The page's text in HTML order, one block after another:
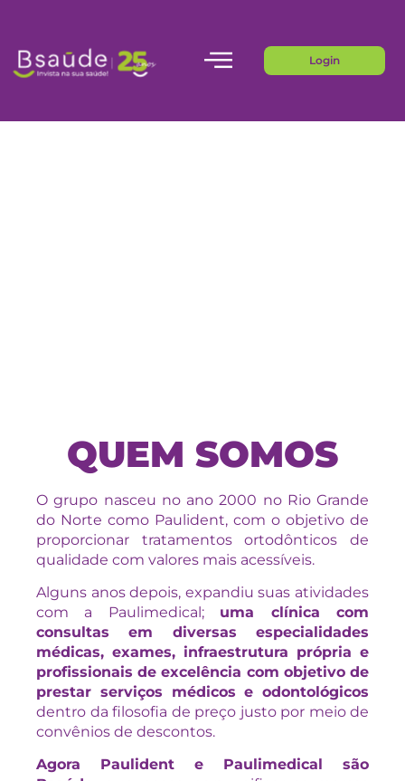
Login
QUEM SOMOS
O grupo nasceu no ano 2000 no Rio Grande
do Norte como Paulident, com o objetivo de
proporcionar tratamentos ortodônticos de
qualidade com valores mais acessíveis.
Alguns anos depois, expandiu suas atividades
com a Paulimedical; uma clínica com
consultas em diversas especialidades
médicas, exames, infraestrutura própria e
profissionais de excelência com objetivo de
prestar serviços médicos e odontológicos
dentro da filosofia de preço justo por meio de
convênios de descontos.
Agora Paulident e Paulimedical são